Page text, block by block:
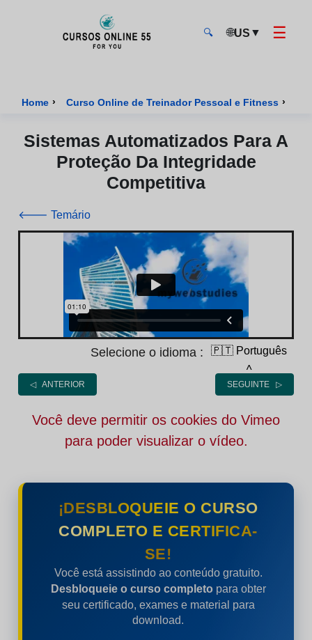
🔍 🌐US ▼ ☰
Home › Curso Online de Treinador Pessoal e Fitness ›
Sistemas Automatizados Para A
Proteção Da Integridade
Competitiva
🡐 Temário
Selecione o idioma :
🇵🇹 Português
˄
◁ ANTERIOR SEGUINTE ▷
Você deve permitir os cookies do Vimeo
para poder visualizar o vídeo.
¡DESBLOQUEIE O CURSO
COMPLETO E CERTIFICA-
SE!
Você está assistindo ao conteúdo gratuito.
Desbloqueie o curso completopara obter
seu certificado, exames e material para
download.